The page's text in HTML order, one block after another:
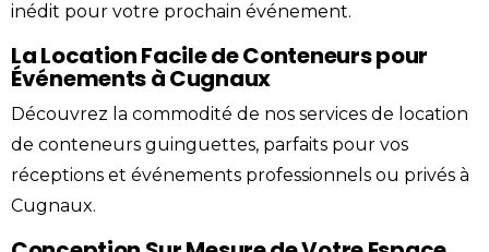
inédit pour votre prochain événement.
La Location Facile de Conteneurs pour
Événements à Cugnaux
Découvrez la commodité de nos services de location
de conteneurs guinguettes, parfaits pour vos
réceptions et événements professionnels ou privés à
Cugnaux.